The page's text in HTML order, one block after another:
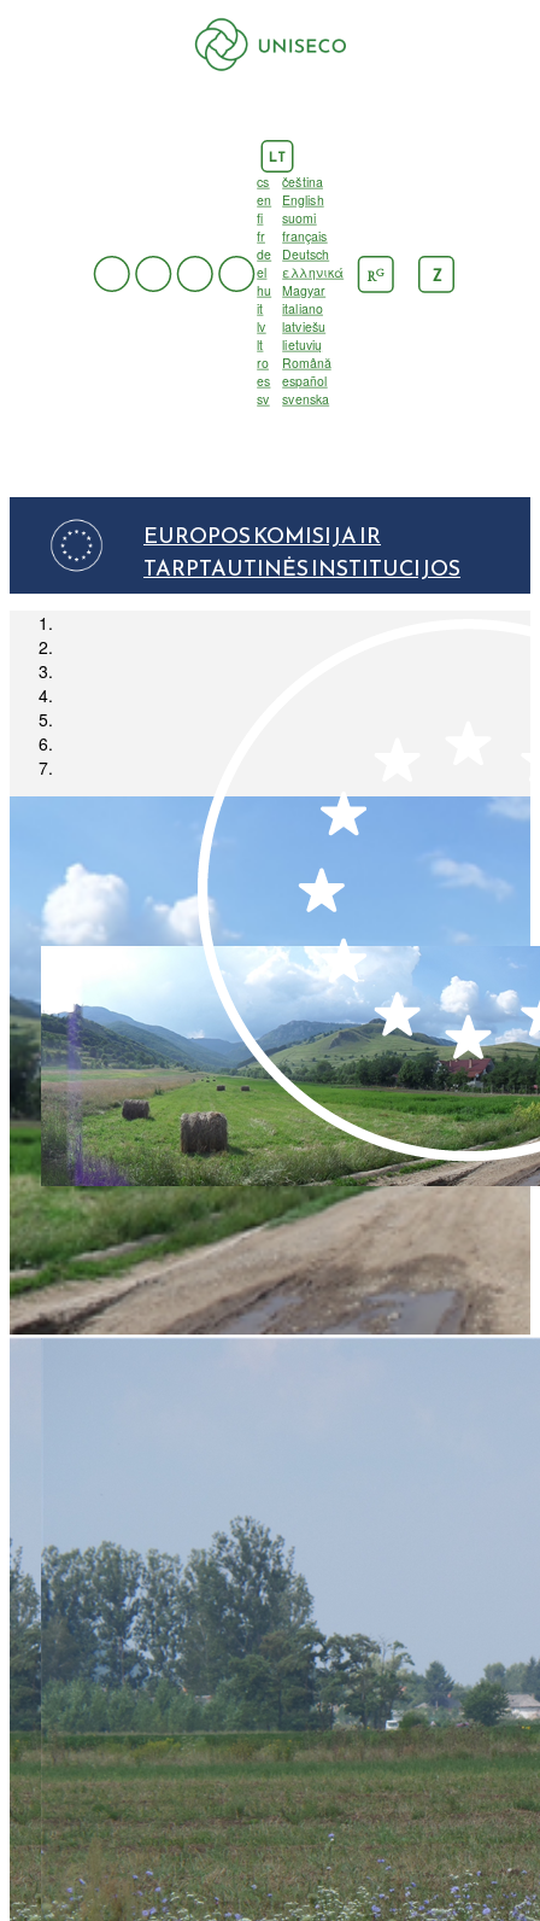
LT
cs
čeština
en
English
fi
suomi
fr
français
de
Deutsch
el
ελληνικά
hu
Magyar
it
italiano
lv
latviešu
lt
lietuvių
ro
Română
es
español
sv
svenska
RG Z
EUROPOS KOMISIJA IR
TARPTAUTINĖS INSTITUCIJOS